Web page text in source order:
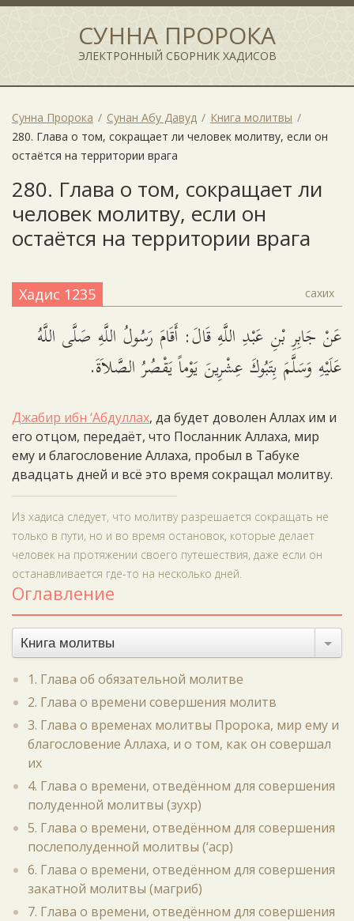
СУННА ПРОРОКА
ЭЛЕКТРОННЫЙ СБОРНИК ХАДИСОВ
Сунна Пророка Сунан Абу Давуд
Книга молитвы
280. Глава о том, сокращает ли человек молитву, если он
остаётся на территории врага
280. Глава о том, сокращает ли
человек молитву, если он
остаётся на территории врага
Хадис 1235 сахих
عَنْ جَابِرِ بْنِ عَبْدِ اللَّهِ قَالَ: أَقَامَ رَسُولُ اللَّهِ صَلَّى اللَّهُ
عَلَيْهِ وَسَلَّمَ بِتَبُوكَ عِشْرِينَ يَوْماً يَقْصُرُ الصَّلاَةَ.
Джабир ибн ‘Абдуллах, да будет доволен Аллах им и
его отцом, передаёт, что Посланник Аллаха, мир
ему и благословение Аллаха, пробыл в Табуке
двадцать дней и всё это время сокращал молитву.
Из хадиса следует, что молитву разрешается сокращать не
только в пути, но и во время остановок, которые делает
человек на протяжении своего путешествия, даже если он
останавливается где-то на несколько дней.
Оглавление
Книга молитвы
1. Глава об обязательной молитве
2. Глава о времени совершения молитв
3. Глава о временах молитвы Пророка, мир ему и
благословение Аллаха, и о том, как он совершал
их
4. Глава о времени, отведённом для совершения
полуденной молитвы (зухр)
5. Глава о времени, отведённом для совершения
послеполуденной молитвы (‘аср)
6. Глава о времени, отведённом для совершения
закатной молитвы (магриб)
7. Глава о времени, отведённом для совершения